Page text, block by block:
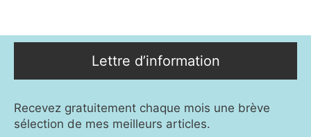
Lettre d’information
Recevez gratuitement chaque mois une brève
sélection de mes meilleurs articles.